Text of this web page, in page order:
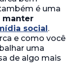
é uma
manter
social.
e como você
uma
de algo mais